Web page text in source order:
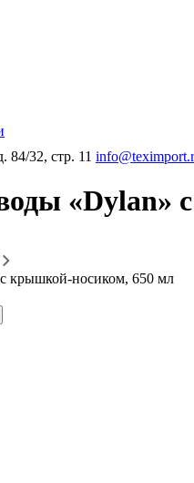
84/32, стр. 11
«Dylan»
крышкой-носиком, 650 мл